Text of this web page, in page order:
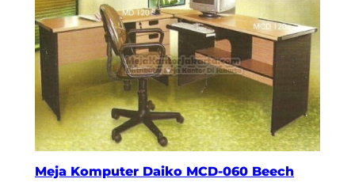
Meja Komputer Daiko MCD-060 Beech